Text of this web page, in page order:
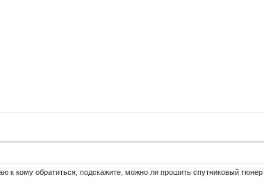
к кому обратиться, подскажите, можно ли прошить спутниковый